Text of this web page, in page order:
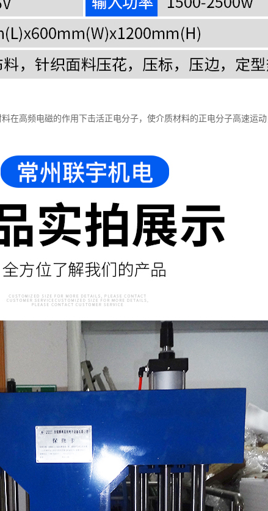
在高频电磁的作用下击活正电分子，使介质材料的正电分子高速运动